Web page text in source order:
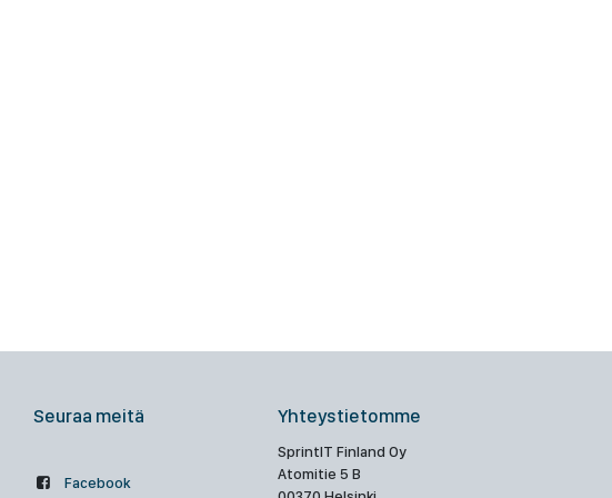
Seuraa meitä
Facebook
Yhteystietomme
SprintIT Finland Oy
Atomitie 5 B